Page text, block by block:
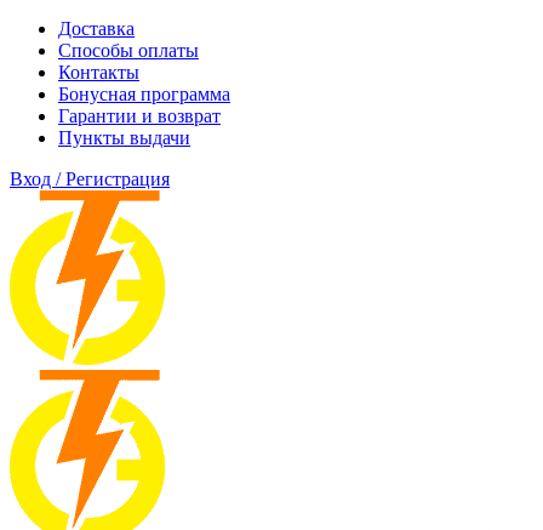
Доставка
Способы оплаты
Контакты
Бонусная программа
Гарантии и возврат
Пункты выдачи
Вход / Регистрация